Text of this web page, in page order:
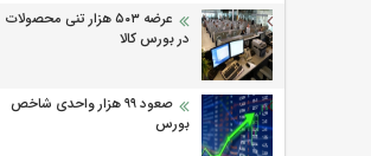
عرضه ۵۰۳ هزار تنی محصولات
در بورس کالا
صعود ۹۹ هزار واحدی شاخص
بورس